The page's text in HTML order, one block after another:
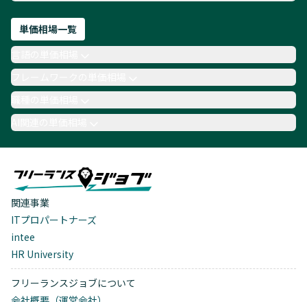
単価相場一覧
職種の単価相場
AI関連の単価相場
関連事業
ITプロパートナーズ
intee
HR University
フリーランスジョブについて